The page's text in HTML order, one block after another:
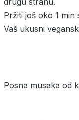
Pržiti još oko 1 min
Vaš ukusni
Posna musaka od